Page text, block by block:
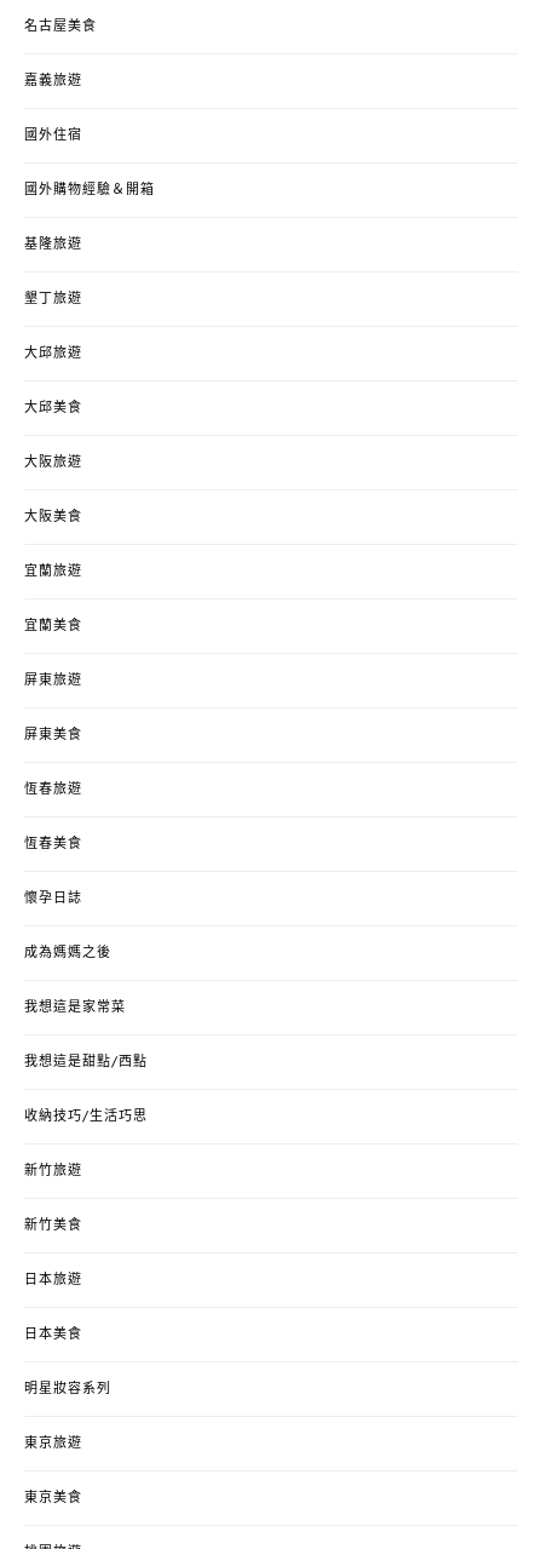
名古屋美食
嘉義旅遊
國外住宿
國外購物經驗＆開箱
基隆旅遊
墾丁旅遊
大邱旅遊
大邱美食
大阪旅遊
大阪美食
宜蘭旅遊
宜蘭美食
屏東旅遊
屏東美食
恆春旅遊
恆春美食
懷孕日誌
成為媽媽之後
我想這是家常菜
我想這是甜點/西點
收納技巧/生活巧思
新竹旅遊
新竹美食
日本旅遊
日本美食
明星妝容系列
東京旅遊
東京美食